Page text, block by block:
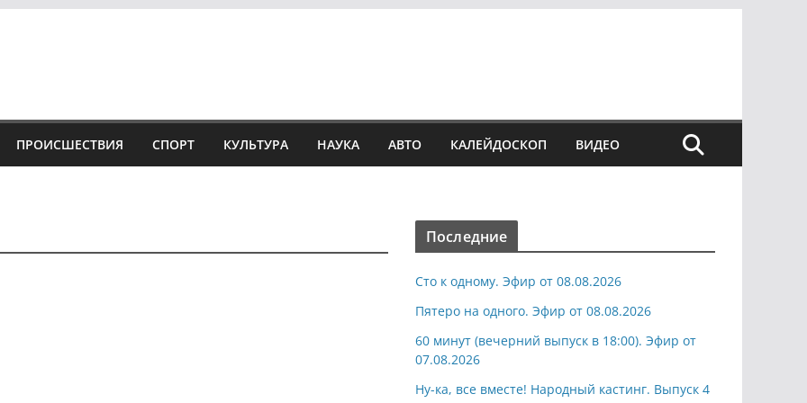
ПРОИСШЕСТВИЯ СПОРТ КУЛЬТУРА НАУКА АВТО КАЛЕЙДОСКОП ВИДЕО
Последние
Сто к одному. Эфир от 08.08.2026
Пятеро на одного. Эфир от 08.08.2026
60 минут (вечерний выпуск в 18:00). Эфир от
07.08.2026
Ну-ка, все вместе! Народный кастинг. Выпуск 4